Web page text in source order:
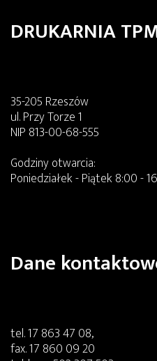
DRUKARNIA
35-205 Rzeszów
ul. Przy Torze 1
NIP 813-00-68-555
Godziny otwarcia:
Poniedziałek - Piątek 8:00 -
Dane
tel.17 863 47 08,
fax.17 860 09 20